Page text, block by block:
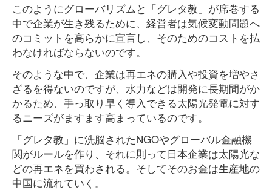
このようにグローバリズムと「グレタ教」が席巻する
中で企業が生き残るために、経営者は気候変動問題へ
のコミットを高らかに宣言し、そのためのコストを払
わなければならないのです。
そのような中で、企業は再エネの購入や投資を増やさ
ざるを得ないのですが、水力などは開発に長期間がか
かるため、手っ取り早く導入できる太陽光発電に対す
るニーズがますます高まっているのです。
「グレタ教」に洗脳されたNGOやグローバル金融機
関がルールを作り、それに則って日本企業は太陽光な
どの再エネを買わされる。そしてそのお金は生産地の
中国に流れていく。